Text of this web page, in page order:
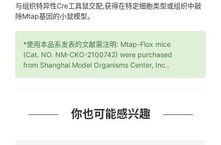
与组织特异性Cre工具鼠交配,获得在特定细胞类型或组织中敲
除Mtap基因的小鼠模型。
*使用本品系发表的文献需注明: Mtap-Flox mice
(Cat. NO. NM-CKO-2100742) were purchased
from Shanghai Model Organisms Center, Inc..
你也可能感兴趣